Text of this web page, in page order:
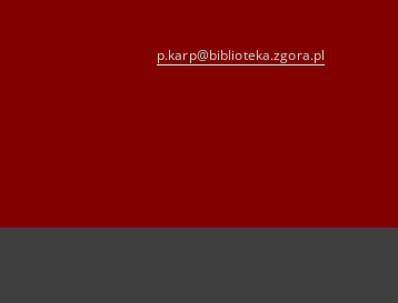
p.karp@biblioteka.zgora.pl